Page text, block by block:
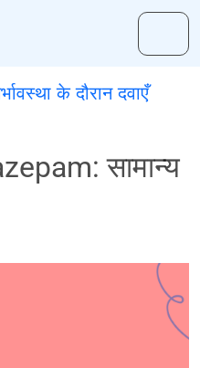
के दौरान दवाएँ
सामान्य